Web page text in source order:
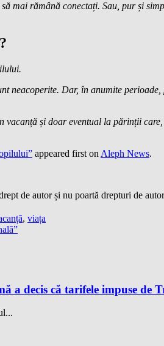
mai rămână conectați. Sau, pur și
neacoperite. Dar, în anumite
și doar eventual la părinții
appeared first on Aleph News.
de autor și nu poartă drepturi de
, viața
a decis că tarifele impuse de